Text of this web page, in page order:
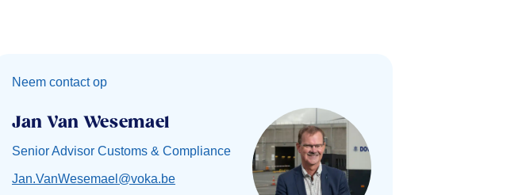
Neem contact op
Jan Van Wesemael
Senior Advisor Customs & Compliance
Jan.VanWesemael@voka.be